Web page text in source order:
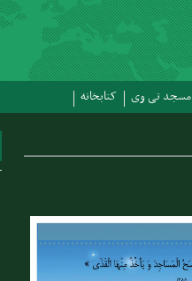
مسجد تی وی کتابخانه